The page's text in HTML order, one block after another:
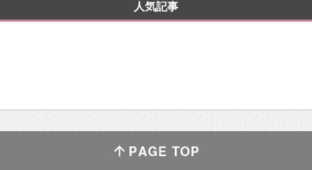
人気記事